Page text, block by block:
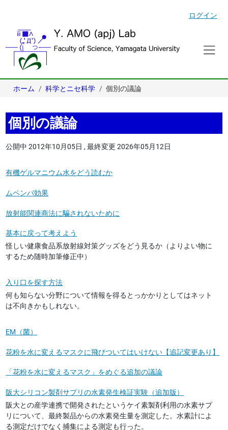
ログイン
ホーム 科学とニセ科学 個別の議論
個別の議論
公開中 2012年10月05日 ,最終変更 2026年05月12日
有機ゲルマニウム水をどう読むか
ムペンバ効果
放射能関連商法に騙されないために
基本に戻って考えよう
怪しい健康食品系放射線対策グッズをどう見るか（よりよい物に
するため随時加筆修正中）
入り口を探す方法
何も知らない分野について情報を得るとっかかりとしてはネット
は不向きかもしれない。
EM（菌）
花粉を水に変えるマスクに飛びついてはいけない【追記変更あり】
「花粉を水に変えるマスク」をめぐる追加の議論
阪大シリコン製剤サプリの水素発生検証実験（追加版）
阪大との産学連携で開発されたというケイ素製剤利用の水素サプ
リについて、最終製品からの水素発生量を測定した。水素計によ
る測定だけでなく捕集による測定も行った。